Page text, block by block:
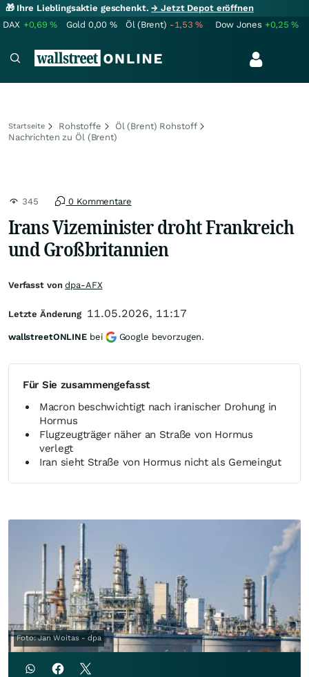
🎁 Ihre Lieblingsaktie geschenkt.→ Jetzt Depot eröffnen
DAX +0,69% Gold 0,00 % Öl (Brent) -1,53% Dow Jones +0,25%
Startseite Rohstoffe
Öl (Brent) Rohstoff
Nachrichten zu Öl (Brent)
345 0 Kommentare
Irans Vizeminister droht Frankreich
und Großbritannien
Für Sie zusammengefasst
Macron beschwichtigt nach iranischer Drohung in
Hormus
Flugzeugträger näher an Straße von Hormus
verlegt
Iran sieht Straße von Hormus nicht als Gemeingut
Foto: Jan Woitas - dpa
Verfasst vondpa-AFX
Letzte Änderung 11.05.2026, 11:17
wallstreetONLINE bei Google bevorzugen.